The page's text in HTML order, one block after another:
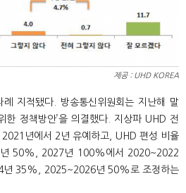
제공 : UHD KOREA
지적됐다. 방송통신위원회는 지난해 말
한 정책방안’을 의결했다. 지상파 UHD 전
년에서 2년 유예하고, UHD 편성 비율
50%, 2027년 100%에서 2020~2022
35%, 2025~2026년 50%로 조정하는